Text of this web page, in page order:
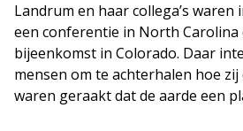
Landrum en haar collega’s waren
een conferentie in North Carolina
bijeenkomst in Colorado. Daar
mensen om te achterhalen hoe
waren geraakt dat de aarde een